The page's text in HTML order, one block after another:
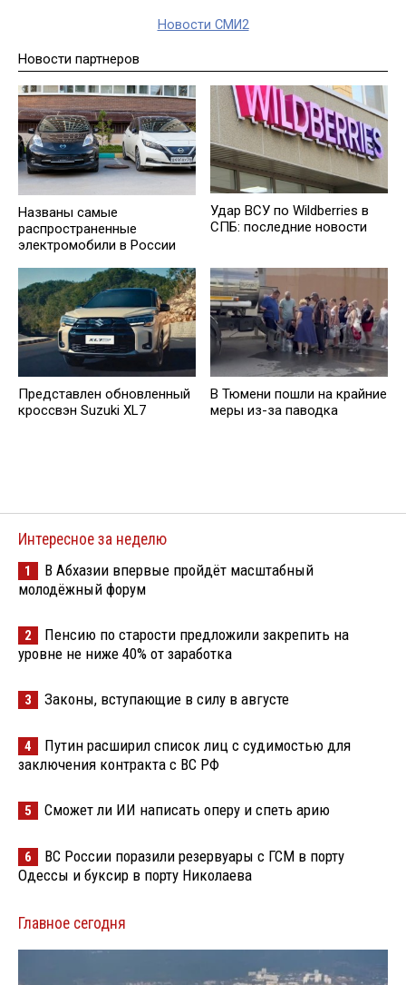
Новости СМИ2
Новости партнеров
Названы самые
распространенные
электромобили в России
Удар ВСУ по Wildberries в
СПБ: последние новости
Представлен обновленный
кроссвэн Suzuki XL7
В Тюмени пошли на крайние
меры из-за паводка
Интересное за неделю
1
В Абхазии впервые пройдёт масштабный
молодёжный форум
2
Пенсию по старости предложили закрепить на
уровне не ниже 40% от заработка
3 Законы, вступающие в силу в августе
4
Путин расширил список лиц с судимостью для
заключения контракта с ВС РФ
5 Сможет ли ИИ написать оперу и спеть арию
6
ВС России поразили резервуары с ГСМ в порту
Одессы и буксир в порту Николаева
Главное сегодня